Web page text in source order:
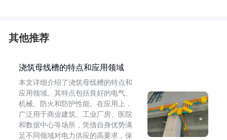
其他推荐
浇筑母线槽的特点和应用领域
本文详细介绍了浇筑母线槽的特点和
应用领域。其特点包括良好的电气、
机械、防火和防护性能。在应用上，
广泛用于商业建筑、工业厂房、医院
和数据中心等场所，凭借自身优势满
足不同领域对电力供应的高要求，保